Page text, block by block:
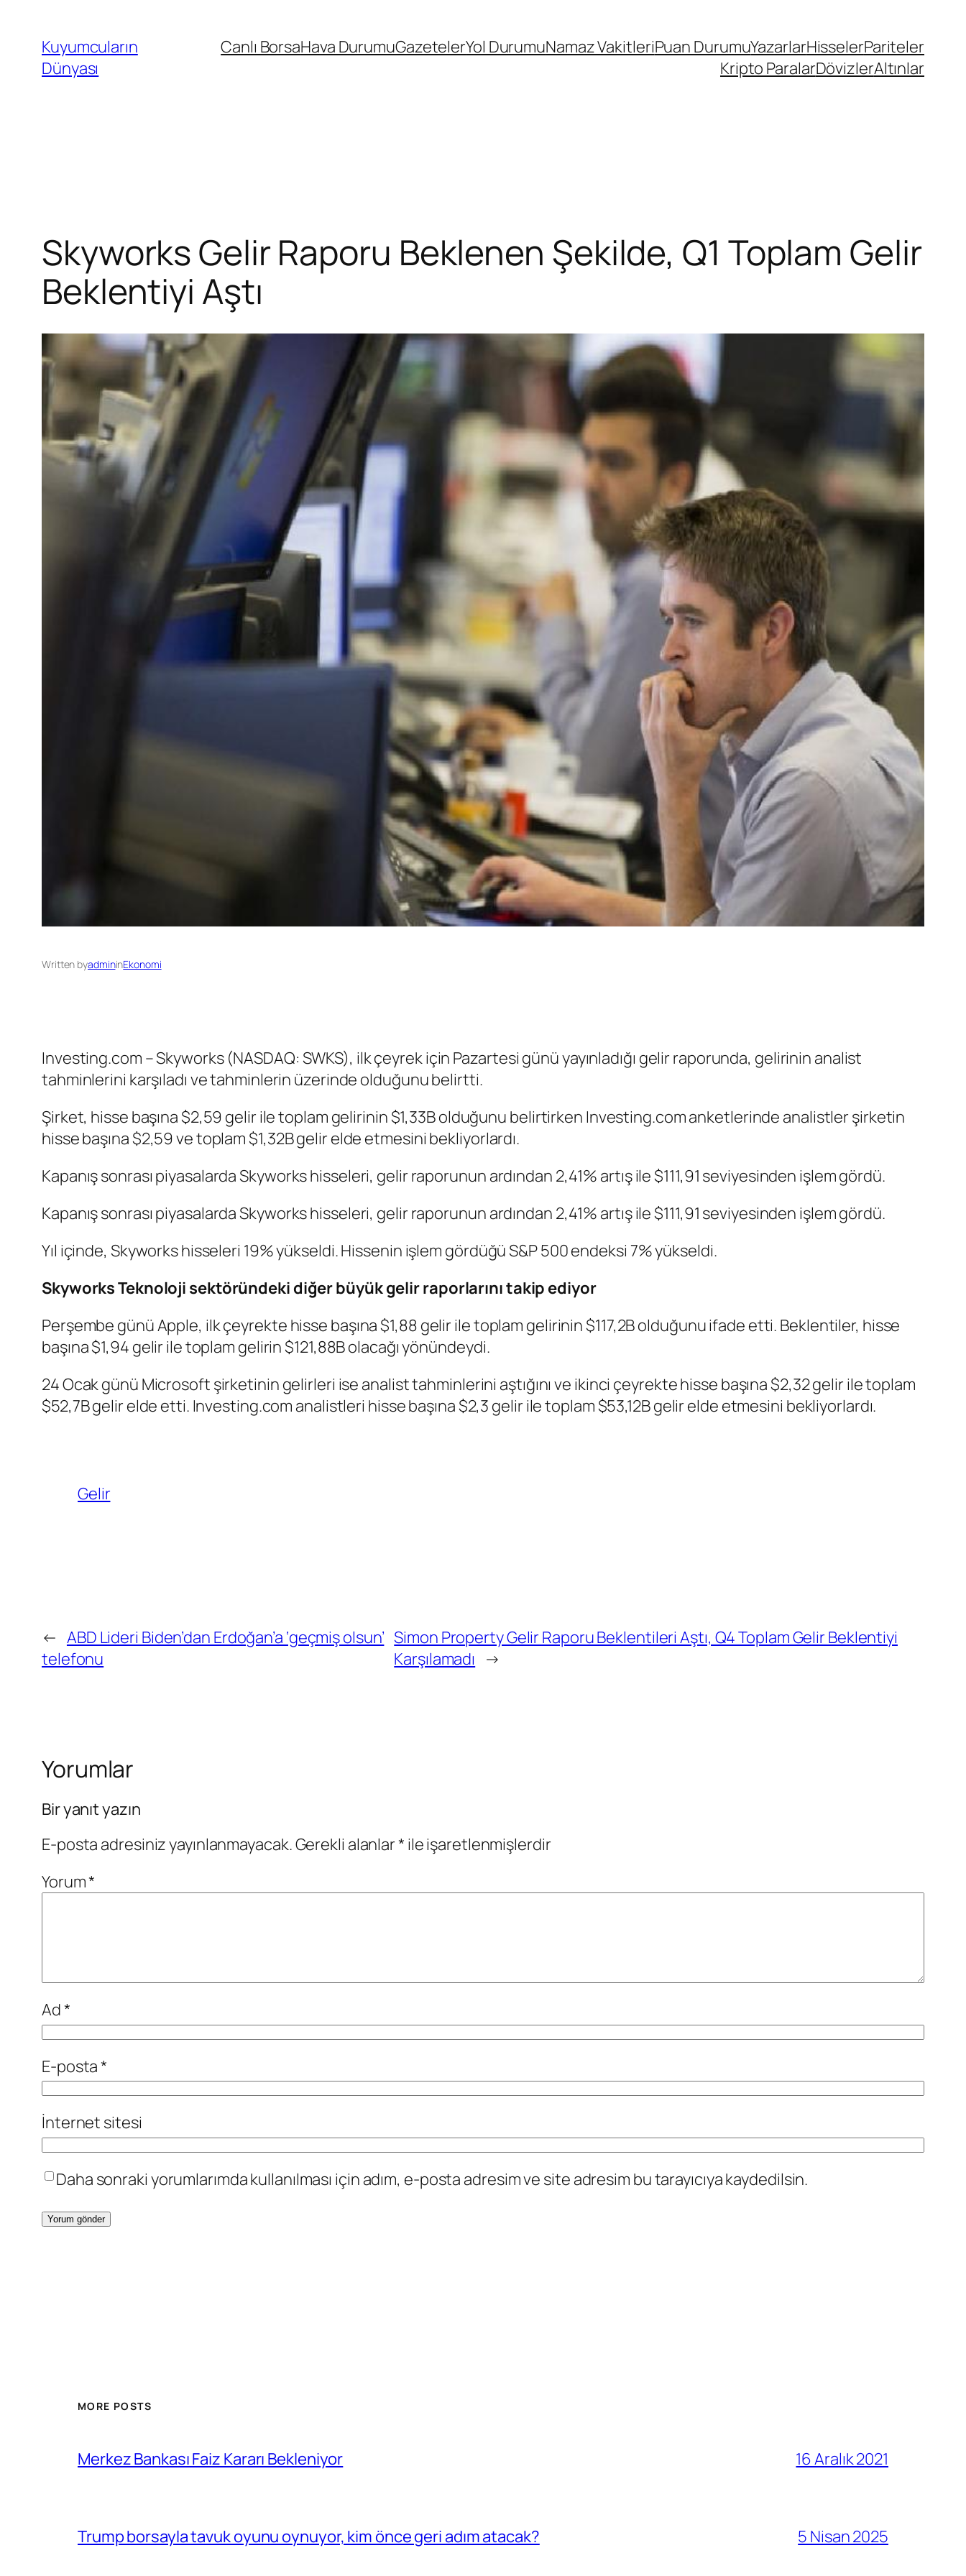
Kuyumcuların
Dünyası
Canlı BorsaHava DurumuGazetelerYol DurumuNamaz VakitleriPuan DurumuYazarlarHisselerPariteler
Kripto ParalarDövizlerAltınlar
Skyworks Gelir Raporu Beklenen Şekilde, Q1 Toplam Gelir
Beklentiyi Aştı
Written byadmininEkonomi
Investing.com – Skyworks (NASDAQ: SWKS), ilk çeyrek için Pazartesi günü yayınladığı gelir raporunda, gelirinin analist
tahminlerini karşıladı ve tahminlerin üzerinde olduğunu belirtti.
Şirket, hisse başına $2,59 gelir ile toplam gelirinin $1,33B olduğunu belirtirken Investing.com anketlerinde analistler şirketin
hisse başına $2,59 ve toplam $1,32B gelir elde etmesini bekliyorlardı.
Kapanış sonrası piyasalarda Skyworks hisseleri, gelir raporunun ardından 2,41% artış ile $111,91 seviyesinden işlem gördü.
Kapanış sonrası piyasalarda Skyworks hisseleri, gelir raporunun ardından 2,41% artış ile $111,91 seviyesinden işlem gördü.
Yıl içinde, Skyworks hisseleri 19% yükseldi. Hissenin işlem gördüğü S&P 500 endeksi 7% yükseldi.
Skyworks Teknoloji sektöründeki diğer büyük gelir raporlarını takip ediyor
Perşembe günü Apple, ilk çeyrekte hisse başına $1,88 gelir ile toplam gelirinin $117,2B olduğunu ifade etti. Beklentiler, hisse
başına $1,94 gelir ile toplam gelirin $121,88B olacağı yönündeydi.
24 Ocak günü Microsoft şirketinin gelirleri ise analist tahminlerini aştığını ve ikinci çeyrekte hisse başına $2,32 gelir ile toplam
$52,7B gelir elde etti. Investing.com analistleri hisse başına $2,3 gelir ile toplam $53,12B gelir elde etmesini bekliyorlardı.
Gelir
← ABD Lideri Biden’dan Erdoğan’a ‘geçmiş olsun’
telefonu
Simon Property Gelir Raporu Beklentileri Aştı, Q4 Toplam Gelir Beklentiyi
Karşılamadı →
Yorumlar
Bir yanıt yazın
E-posta adresiniz yayınlanmayacak.Gerekli alanlar* ile işaretlenmişlerdir
Yorum*
Ad*
E-posta*
İnternet sitesi
Daha sonraki yorumlarımda kullanılması için adım, e-posta adresim ve site adresim bu tarayıcıya kaydedilsin.
MORE POSTS
Merkez Bankası Faiz Kararı Bekleniyor 16 Aralık 2021
Trump borsayla tavuk oyunu oynuyor, kim önce geri adım atacak? 5 Nisan 2025